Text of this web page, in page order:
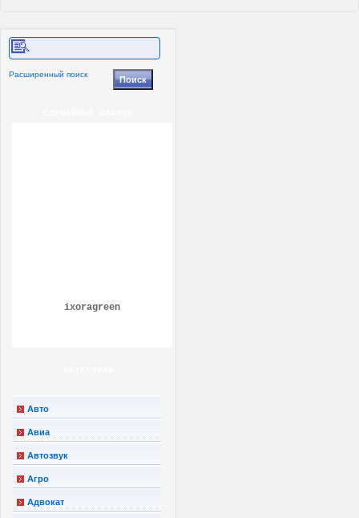
Расширенный поиск
ixoragreen
Авто
Авиа
Автозвук
Агро
Адвокат